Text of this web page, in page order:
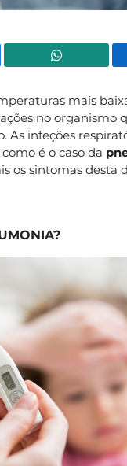
Facebook
mais
no organismo
As infeções
é o caso da
os sintomas desta